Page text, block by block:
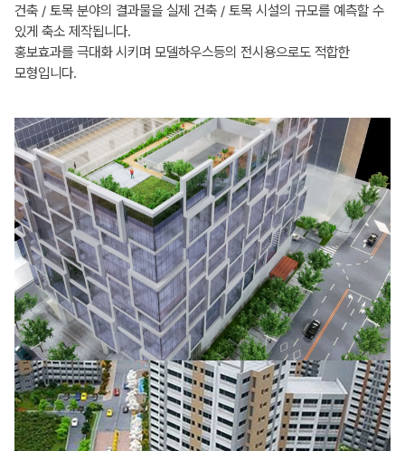
건축 / 토목 분야의 결과물을 실제 건축 / 토목 시설의 규모를 예측할 수
있게 축소 제작됩니다.
홍보효과를 극대화 시키며 모델하우스등의 전시용으로도 적합한
모형입니다.